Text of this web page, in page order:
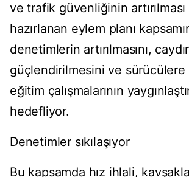
ve trafik güvenliğinin artırılması
hazırlanan eylem planı
denetimlerin artırılmasını,
güçlendirilmesini ve
eğitim çalışmalarının
hedefliyor.
Denetimler sıkılaşıyor
Bu kapsamda hız ihlali,